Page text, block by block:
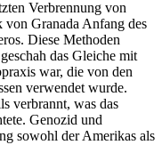
Verbrennung von
Granada Anfang des
Diese Methoden
das Gleiche mit
war, die von den
verwendet wurde.
verbrannt, was das
Genozid und
sowohl der Amerikas als